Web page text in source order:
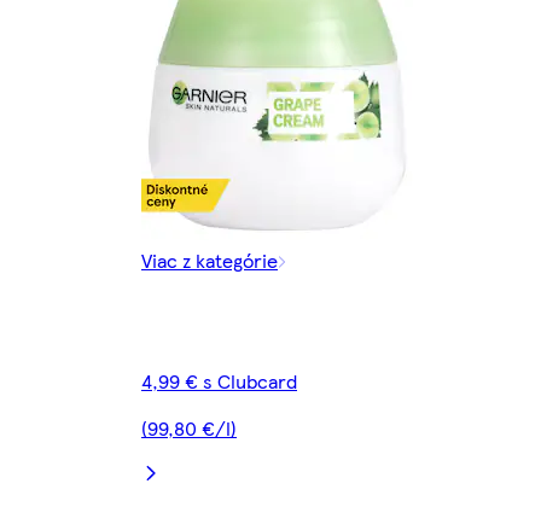
Viac z kategórie
4,99 € s Clubcard
(99,80 €/l)